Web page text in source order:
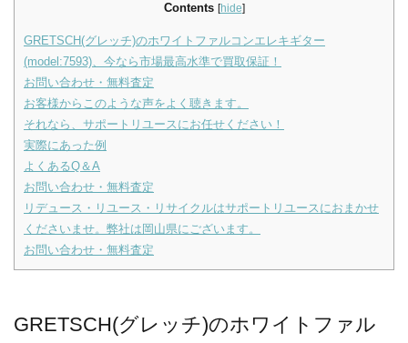
Contents [hide]
GRETSCH(グレッチ)のホワイトファルコンエレキギター
(model:7593)、今なら市場最高水準で買取保証！
お問い合わせ・無料査定
お客様からこのような声をよく聴きます。
それなら、サポートリユースにお任せください！
実際にあった例
よくあるQ＆A
お問い合わせ・無料査定
リデュース・リユース・リサイクルはサポートリユースにおまかせ
くださいませ。弊社は岡山県にございます。
お問い合わせ・無料査定
GRETSCH(グレッチ)のホワイトファル